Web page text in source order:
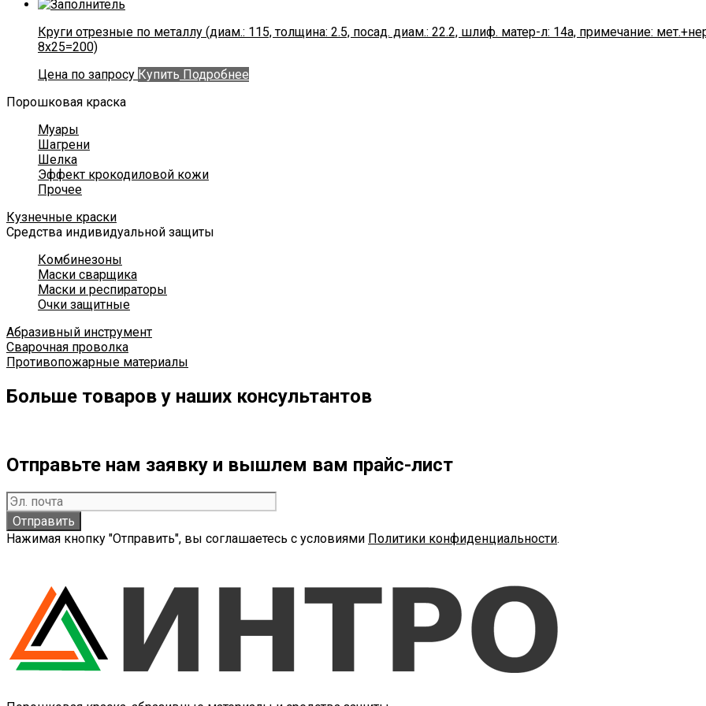
Круги отрезные по металлу (диам.: 115, толщина: 2.5, посад. диам.: 22.2, шлиф. матер-л: 14а, примечание:
8х25=200)
Цена по запросу Купить Подробнее
Порошковая краска
Муары
Шагрени
Шелка
Эффект крокодиловой кожи
Прочее
Кузнечные краски
Средства индивидуальной защиты
Комбинезоны
Маски сварщика
Маски и респираторы
Очки защитные
Абразивный инструмент
Сварочная проволка
Противопожарные материалы
Больше товаров у наших консультантов
Отправьте нам заявку и вышлем вам прайс-лист
Нажимая кнопку "Отправить", вы соглашаетесь с условиями Политики конфиденциальности.